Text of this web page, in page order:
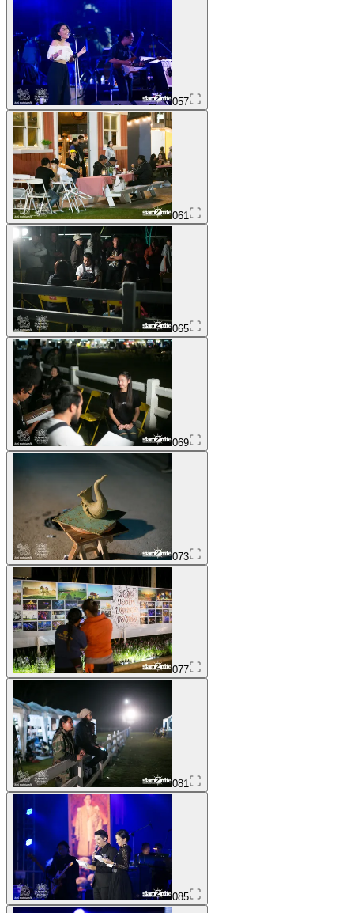
057
061
065
069
073
077
081
085